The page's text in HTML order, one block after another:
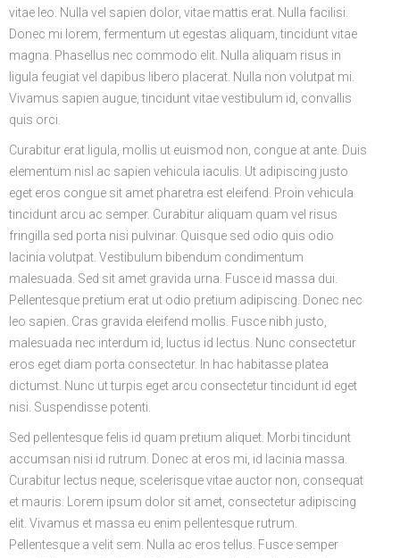
vitae leo. Nulla vel sapien dolor, vitae mattis erat. Nulla facilisi.
Donec mi lorem, fermentum ut egestas aliquam, tincidunt vitae
magna. Phasellus nec commodo elit. Nulla aliquam risus in
ligula feugiat vel dapibus libero placerat. Nulla non volutpat mi.
Vivamus sapien augue, tincidunt vitae vestibulum id, convallis
quis orci.
Curabitur erat ligula, mollis ut euismod non, congue at ante. Duis
elementum nisl ac sapien vehicula iaculis. Ut adipiscing justo
eget eros congue sit amet pharetra est eleifend. Proin vehicula
tincidunt arcu ac semper. Curabitur aliquam quam vel risus
fringilla sed porta nisi pulvinar. Quisque sed odio quis odio
lacinia volutpat. Vestibulum bibendum condimentum
malesuada. Sed sit amet gravida urna. Fusce id massa dui.
Pellentesque pretium erat ut odio pretium adipiscing. Donec nec
leo sapien. Cras gravida eleifend mollis. Fusce nibh justo,
malesuada nec interdum id, luctus id lectus. Nunc consectetur
eros eget diam porta consectetur. In hac habitasse platea
dictumst. Nunc ut turpis eget arcu consectetur tincidunt id eget
nisi. Suspendisse potenti.
Sed pellentesque felis id quam pretium aliquet. Morbi tincidunt
accumsan nisi id rutrum. Donec at eros mi, id lacinia massa.
Curabitur lectus neque, scelerisque vitae auctor non, consequat
et mauris. Lorem ipsum dolor sit amet, consectetur adipiscing
elit. Vivamus et massa eu enim pellentesque rutrum.
Pellentesque a velit sem. Nulla ac eros tellus. Fusce semper